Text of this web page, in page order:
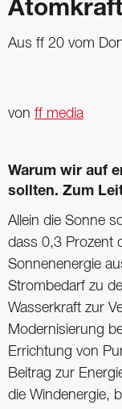
Aus ff 20 vom
von ff media
Warum wir auf
sollten. Zum
Allein die Sonne
dass 0,3 Prozent
Sonnenenergie
Strombedarf zu
Wasserkraft zur
Modernisierung
Errichtung von
Beitrag zur
die Windenergie,